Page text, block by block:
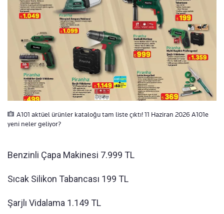
A101 aktüel ürünler kataloğu tam liste çıktı! 11 Haziran 2026 A101e
yeni neler geliyor?
Benzinli Çapa Makinesi 7.999 TL
Sıcak Silikon Tabancası 199 TL
Şarjlı Vidalama 1.149 TL